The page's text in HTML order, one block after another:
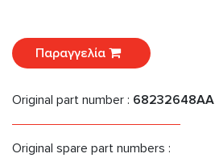
Παραγγελία
Original part number : 68232648AA
Original spare part numbers :